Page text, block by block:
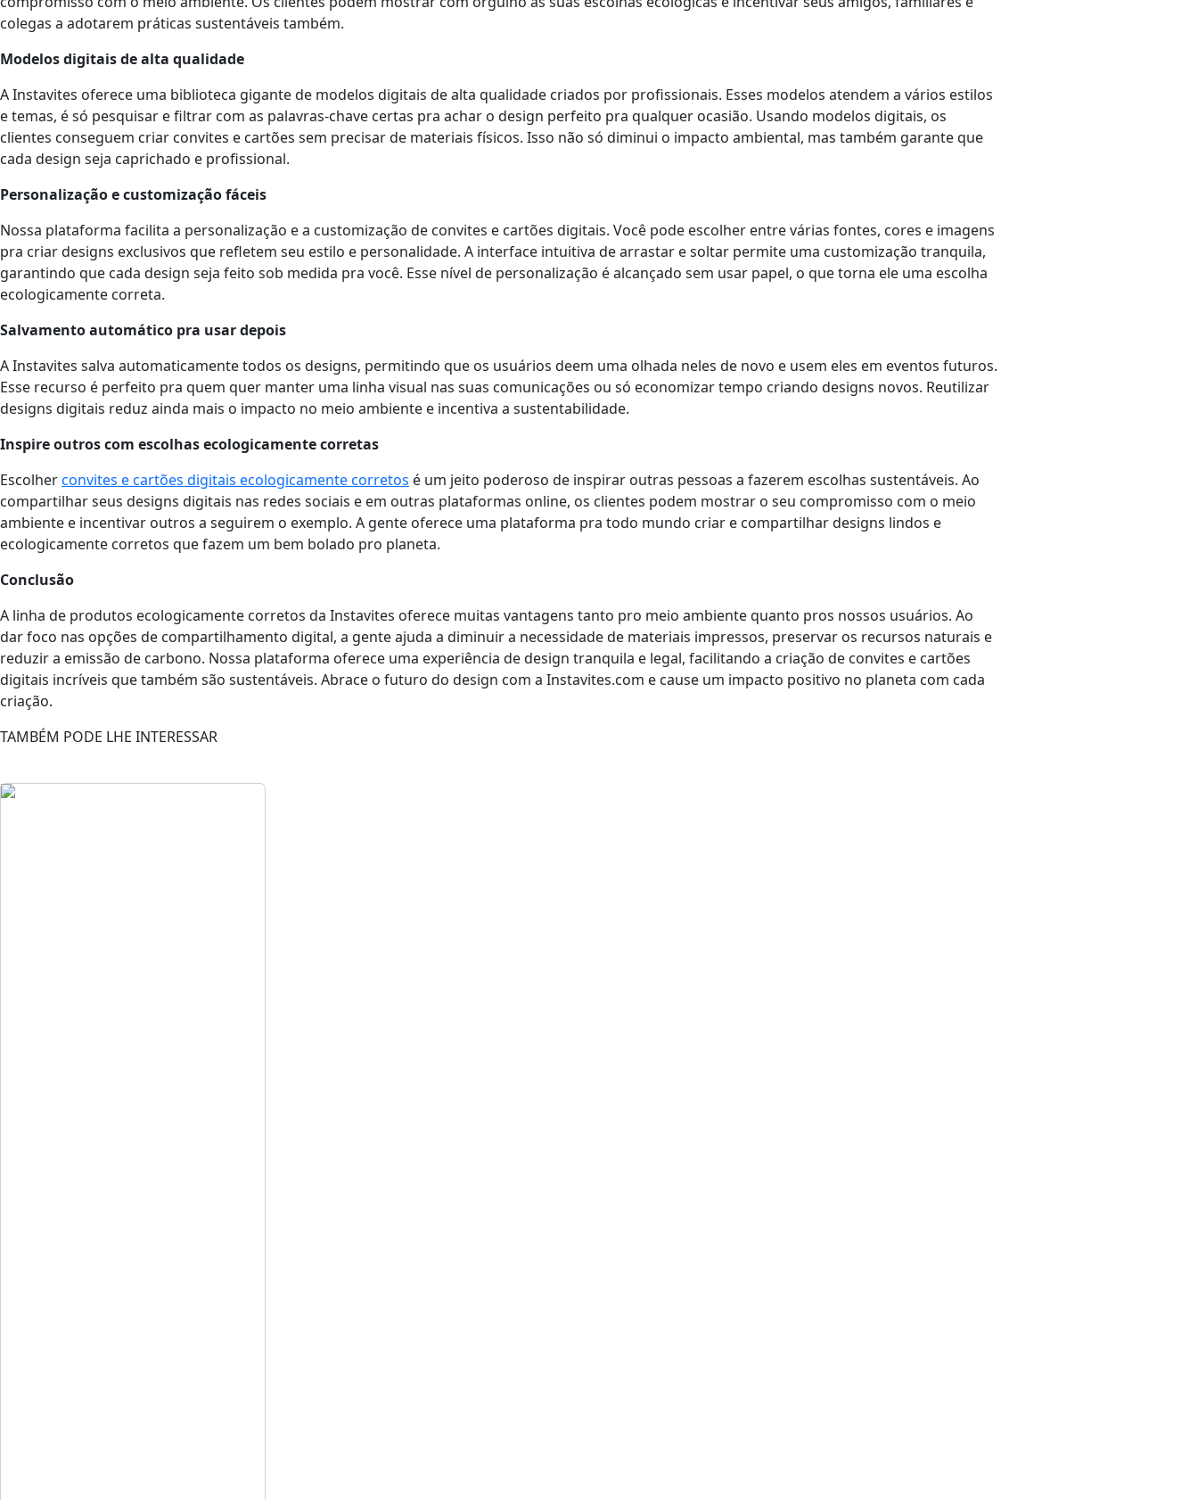
colegas a adotarem práticas sustentáveis também.
Modelos digitais de alta qualidade
A Instavites oferece uma biblioteca gigante de modelos digitais de alta qualidade criados por profissionais. Esses modelos atendem a vários estilos
e temas, é só pesquisar e filtrar com as palavras-chave certas pra achar o design perfeito pra qualquer ocasião. Usando modelos digitais, os
clientes conseguem criar convites e cartões sem precisar de materiais físicos. Isso não só diminui o impacto ambiental, mas também garante que
cada design seja caprichado e profissional.
Personalização e customização fáceis
Nossa plataforma facilita a personalização e a customização de convites e cartões digitais. Você pode escolher entre várias fontes, cores e imagens
pra criar designs exclusivos que refletem seu estilo e personalidade. A interface intuitiva de arrastar e soltar permite uma customização tranquila,
garantindo que cada design seja feito sob medida pra você. Esse nível de personalização é alcançado sem usar papel, o que torna ele uma escolha
ecologicamente correta.
Salvamento automático pra usar depois
A Instavites salva automaticamente todos os designs, permitindo que os usuários deem uma olhada neles de novo e usem eles em eventos futuros.
Esse recurso é perfeito pra quem quer manter uma linha visual nas suas comunicações ou só economizar tempo criando designs novos. Reutilizar
designs digitais reduz ainda mais o impacto no meio ambiente e incentiva a sustentabilidade.
Inspire outros com escolhas ecologicamente corretas
Escolherconvites e cartões digitais ecologicamente corretos é um jeito poderoso de inspirar outras pessoas a fazerem escolhas sustentáveis. Ao
compartilhar seus designs digitais nas redes sociais e em outras plataformas online, os clientes podem mostrar o seu compromisso com o meio
ambiente e incentivar outros a seguirem o exemplo. A gente oferece uma plataforma pra todo mundo criar e compartilhar designs lindos e
ecologicamente corretos que fazem um bem bolado pro planeta.
Conclusão
A linha de produtos ecologicamente corretos da Instavites oferece muitas vantagens tanto pro meio ambiente quanto pros nossos usuários. Ao
dar foco nas opções de compartilhamento digital, a gente ajuda a diminuir a necessidade de materiais impressos, preservar os recursos naturais e
reduzir a emissão de carbono. Nossa plataforma oferece uma experiência de design tranquila e legal, facilitando a criação de convites e cartões
digitais incríveis que também são sustentáveis. Abrace o futuro do design com a Instavites.com e cause um impacto positivo no planeta com cada
criação.
TAMBÉM PODE LHE INTERESSAR